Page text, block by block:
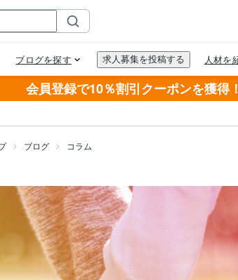
会員登録で10％割引クーポンを獲得！
ブログ コラム